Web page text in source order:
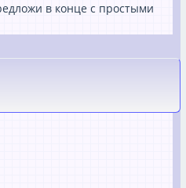
в конце с простыми